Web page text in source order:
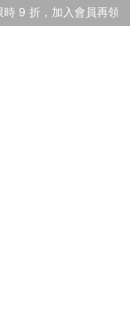
9 折，加入會員再領